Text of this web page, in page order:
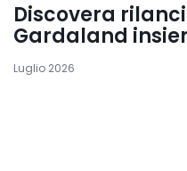
Discovera
Gardaland
Luglio 2026